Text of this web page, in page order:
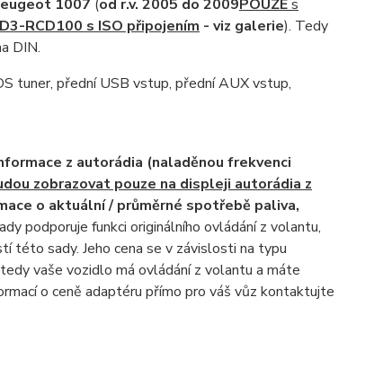
1007 (od r.v. 2005 do 2009POUZEs
RCD100 s ISO připojením - viz galerie). Tedy
DIN.
tuner, přední USB vstup, přední AUX vstup,
z autorádia (naladěnou frekvenci
zobrazovat pouze na displeji autorádia z
o aktuální / průměrné spotřebě paliva,
podporuje funkci originálního ovládání z volantu,
této sady. Jeho cena se v závislosti na typu
vaše vozidlo má ovládání z volantu a máte
o ceně adaptéru přímo pro váš vůz kontaktujte